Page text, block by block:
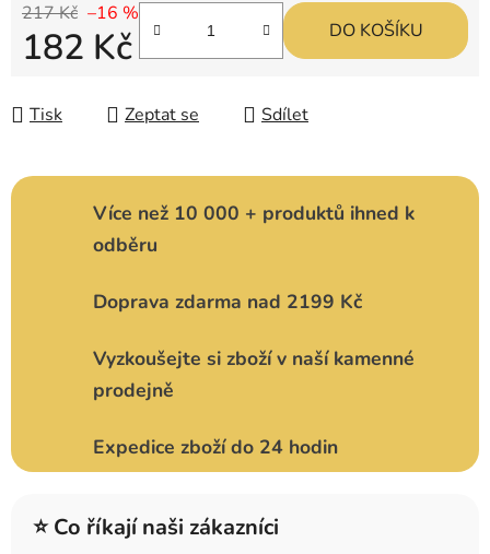
217 Kč –16 %
182 Kč DO KOŠÍKU
Tisk Zeptat se Sdílet
Více než 10 000 + produktů ihned k
odběru
Doprava zdarma nad 2199 Kč
Vyzkoušejte si zboží v naší kamenné
prodejně
Expedice zboží do 24 hodin
⭐ Co říkají naši zákazníci